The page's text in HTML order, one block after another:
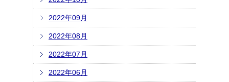
2022年09月
2022年08月
2022年07月
2022年06月